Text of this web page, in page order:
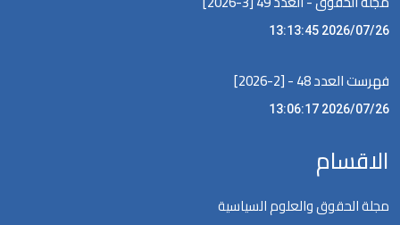
2026/07/26 13:13:45
فهرست العدد 48 - [2-2026]
2026/07/26 13:06:17
الاقسام
مجلة الحقوق والعلوم السياسية